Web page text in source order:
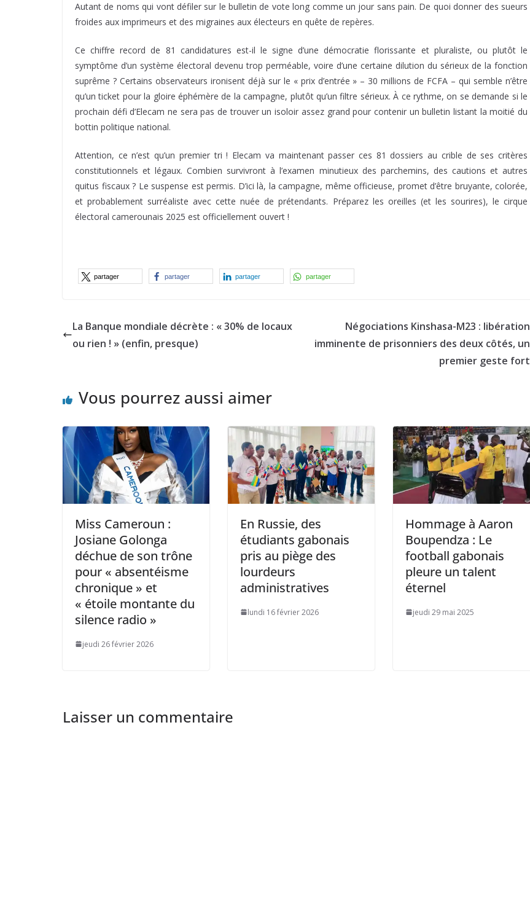
Autant de noms qui vont défiler sur le bulletin de vote long comme un jour sans pain. De quoi donner des sueurs
froides aux imprimeurs et des migraines aux électeurs en quête de repères.
Ce chiffre record de 81 candidatures est-il le signe d’une démocratie florissante et pluraliste, ou plutôt le
symptôme d’un système électoral devenu trop perméable, voire d’une certaine dilution du sérieux de la fonction
suprême ? Certains observateurs ironisent déjà sur le « prix d’entrée » – 30 millions de FCFA – qui semble n’être
qu’un ticket pour la gloire éphémère de la campagne, plutôt qu’un filtre sérieux. À ce rythme, on se demande si le
prochain défi d’Elecam ne sera pas de trouver un isoloir assez grand pour contenir un bulletin listant la moitié du
bottin politique national.
Attention, ce n’est qu’un premier tri ! Elecam va maintenant passer ces 81 dossiers au crible de ses critères
constitutionnels et légaux. Combien survivront à l’examen minutieux des parchemins, des cautions et autres
quitus fiscaux ? Le suspense est permis. D’ici là, la campagne, même officieuse, promet d’être bruyante, colorée,
et probablement surréaliste avec cette nuée de prétendants. Préparez les oreilles (et les sourires), le cirque
électoral camerounais 2025 est officiellement ouvert !
partager partager partager partager
La Banque mondiale décrète : « 30% de locaux
ou rien ! » (enfin, presque)
Négociations Kinshasa-M23 : libération
imminente de prisonniers des deux côtés, un
premier geste fort
Vous pourrez aussi aimer
Miss Cameroun :
Josiane Golonga
déchue de son trône
pour « absentéisme
chronique » et
« étoile montante du
silence radio »
jeudi 26 février 2026
En Russie, des
étudiants gabonais
pris au piège des
lourdeurs
administratives
lundi 16 février 2026
Hommage à Aaron
Boupendza : Le
football gabonais
pleure un talent
éternel
jeudi 29 mai 2025
Laisser un commentaire